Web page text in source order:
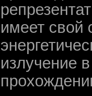
имеет свой
излучение